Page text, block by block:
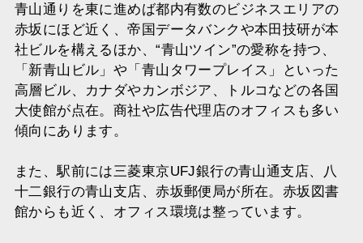
青山通りを東に進めば都内有数のビジネスエリアの
赤坂にほど近く、帝国データバンクや本田技研が本
社ビルを構えるほか、“青山ツイン”の愛称を持つ、
「新青山ビル」や「青山タワープレイス」といった
高層ビル、カナダやカンボジア、トルコなどの各国
大使館が点在。商社や広告代理店のオフィスも多い
傾向にあります。
また、駅前には三菱東京UFJ銀行の青山通支店、八
十二銀行の青山支店、赤坂郵便局が所在。赤坂図書
館からも近く、オフィス環境は整っています。